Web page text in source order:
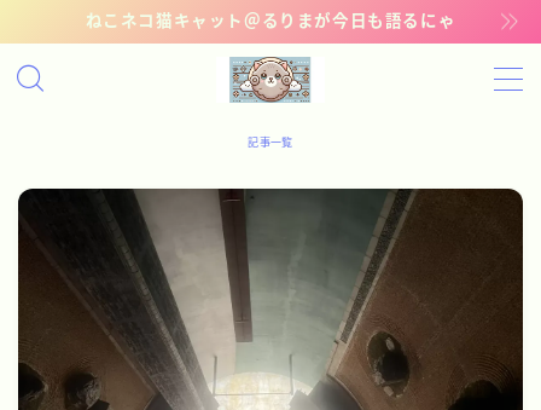
ねこネコ猫キャット＠るりまが今日も語るにゃ
MENU
管理猫ギャラリー
お問い合わせ
記事一覧